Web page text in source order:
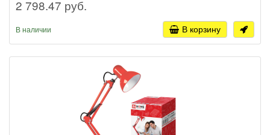
2 798.47 руб.
В наличии В корзину